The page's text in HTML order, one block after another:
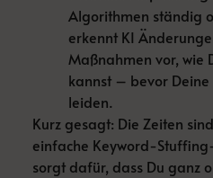
Algorithmen ständig
erkennt KI
Maßnahmen vor,
kannst – bevor
leiden.
Kurz gesagt: Die Zeiten
einfache Keyword-
sorgt dafür, dass Du ganz